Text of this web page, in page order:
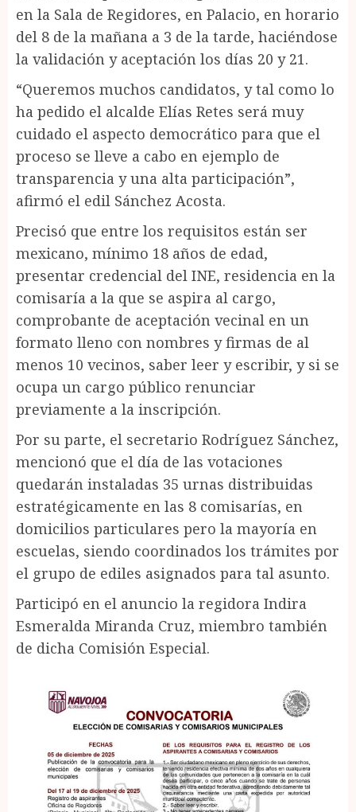
en la Sala de Regidores, en Palacio, en horario
del 8 de la mañana a 3 de la tarde, haciéndose
la validación y aceptación los días 20 y 21.
“Queremos muchos candidatos, y tal como lo
ha pedido el alcalde Elías Retes será muy
cuidado el aspecto democrático para que el
proceso se lleve a cabo en ejemplo de
transparencia y una alta participación”,
afirmó el edil Sánchez Acosta.
Precisó que entre los requisitos están ser
mexicano, mínimo 18 años de edad,
presentar credencial del INE, residencia en la
comisaría a la que se aspira al cargo,
comprobante de aceptación vecinal en un
formato lleno con nombres y firmas de al
menos 10 vecinos, saber leer y escribir, y si se
ocupa un cargo público renunciar
previamente a la inscripción.
Por su parte, el secretario Rodríguez Sánchez,
mencionó que el día de las votaciones
quedarán instaladas 35 urnas distribuidas
estratégicamente en las 8 comisarías, en
domicilios particulares pero la mayoría en
escuelas, siendo coordinados los trámites por
el grupo de ediles asignados para tal asunto.
Participó en el anuncio la regidora Indira
Esmeralda Miranda Cruz, miembro también
de dicha Comisión Especial.